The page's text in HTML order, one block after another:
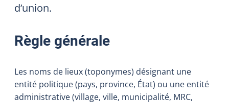
d’union.
Règle générale
Les noms de lieux (toponymes) désignant une
entité politique (pays, province, État) ou une entité
administrative (village, ville, municipalité, MRC,